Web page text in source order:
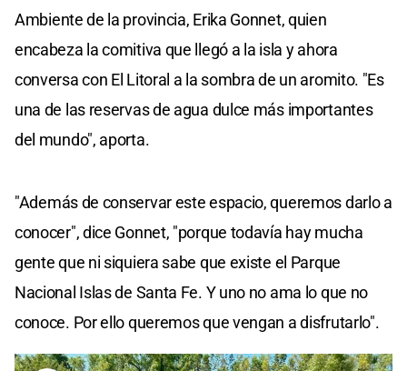
Ambiente de la provincia, Erika Gonnet, quien
encabeza la comitiva que llegó a la isla y ahora
conversa con El Litoral a la sombra de un aromito. "Es
una de las reservas de agua dulce más importantes
del mundo", aporta.
"Además de conservar este espacio, queremos darlo a
conocer", dice Gonnet, "porque todavía hay mucha
gente que ni siquiera sabe que existe el Parque
Nacional Islas de Santa Fe. Y uno no ama lo que no
conoce. Por ello queremos que vengan a disfrutarlo".